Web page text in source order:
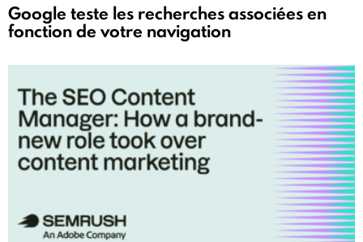
Google teste les recherches associées en
fonction de votre navigation